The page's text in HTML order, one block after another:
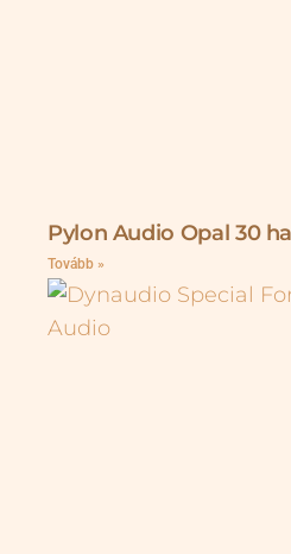
Pylon Audio Opal 30
Tovább »